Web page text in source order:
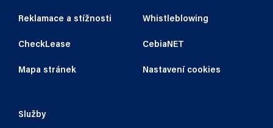
Reklamace a stížnosti Whistleblowing
CheckLease CebiaNET
Mapa stránek Nastavení cookies
Služby